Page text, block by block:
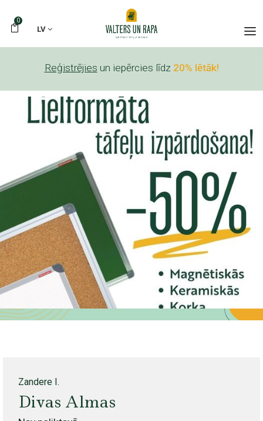
0
LV
Reģistrējies un iepērcies līdz 20% lētāk!
Zandere I.
Divas Almas